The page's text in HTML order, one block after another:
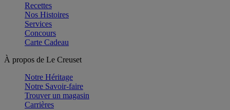
Recettes
Nos Histoires
Services
Concours
Carte Cadeau
À propos de Le Creuset
Notre Héritage
Notre Savoir-faire
Trouver un magasin
Carrières